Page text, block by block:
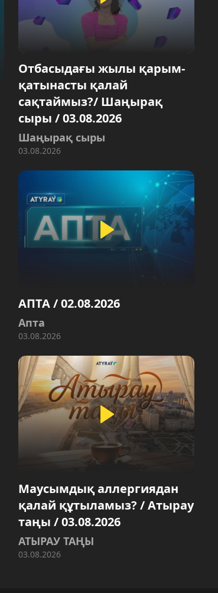
Отбасыдағы жылы қарым-
қатынасты қалай
сақтаймыз?/ Шаңырақ
сыры / 03.08.2026
Шаңырақ сыры
03.08.2026
АПТА / 02.08.2026
Апта
03.08.2026
Маусымдық аллергиядан
қалай құтыламыз? / Атырау
таңы / 03.08.2026
АТЫРАУ ТАҢЫ
03.08.2026